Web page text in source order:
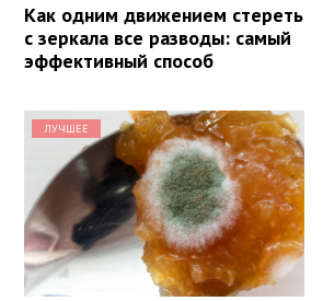
Как одним движением стереть
с зеркала все разводы: самый
эффективный способ
ЛУЧШЕЕ